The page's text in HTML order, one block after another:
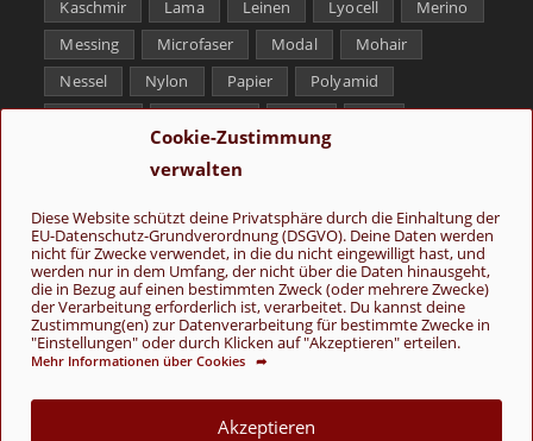
Cookie-Zustimmung
verwalten
Diese Website schützt deine Privatsphäre durch die Einhaltung der
EU-Datenschutz-Grundverordnung (DSGVO). Deine Daten werden
nicht für Zwecke verwendet, in die du nicht eingewilligt hast, und
werden nur in dem Umfang, der nicht über die Daten hinausgeht,
die in Bezug auf einen bestimmten Zweck (oder mehrere Zwecke)
der Verarbeitung erforderlich ist, verarbeitet. Du kannst deine
Zustimmung(en) zur Datenverarbeitung für bestimmte Zwecke in
"Einstellungen" oder durch Klicken auf "Akzeptieren" erteilen.
Mehr Informationen über Cookies ➦
Akzeptieren
Kaschmir
Lama Leinen Lyocell
Merino
Messing
Microfaser Modal
Mohair
Nessel
Nylon Papier
Polyamid
Folge uns
Über uns